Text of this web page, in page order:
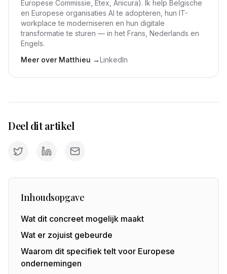
Inhoudsopgave
Wat dit concreet mogelijk maakt
Wat er zojuist gebeurde
Waarom dit specifiek telt voor Europese
ondernemingen
Europese Commissie, Etex, Anicura). Ik help Belgische
en Europese organisaties AI te adopteren, hun IT-
workplace te moderniseren en hun digitale
transformatie te sturen — in het Frans, Nederlands en
Engels.
Meer over Matthieu →LinkedIn
Deel dit artikel